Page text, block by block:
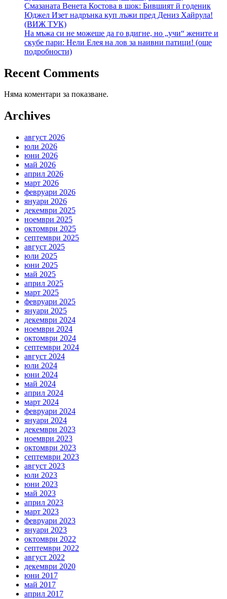
Смазаната Венета Костова в шок: Бившият й годеник
Юджел Изет надрънка куп лъжи пред Дениз Хайрула!
(ВИЖ ТУК)
На мъжа си не можеше да го вдигне, но „учи“ жените и
скубе пари: Нели Елея на лов за наивни патици! (още
подробности)
Recent Comments
Няма коментари за показване.
Archives
август 2026
юли 2026
юни 2026
май 2026
април 2026
март 2026
февруари 2026
януари 2026
декември 2025
ноември 2025
октомври 2025
септември 2025
август 2025
юли 2025
юни 2025
май 2025
април 2025
март 2025
февруари 2025
януари 2025
декември 2024
ноември 2024
октомври 2024
септември 2024
август 2024
юли 2024
юни 2024
май 2024
април 2024
март 2024
февруари 2024
януари 2024
декември 2023
ноември 2023
октомври 2023
септември 2023
август 2023
юли 2023
юни 2023
май 2023
април 2023
март 2023
февруари 2023
януари 2023
октомври 2022
септември 2022
август 2022
декември 2020
юни 2017
май 2017
април 2017